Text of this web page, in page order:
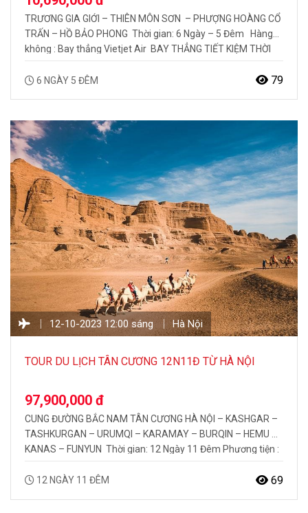
BẢO PHONG
TRƯƠNG GIA GIỚI – THIÊN MÔN SƠN – PHƯỢNG HOÀNG CỔ
TRẤN – HỒ BẢO PHONG Thời gian: 6 Ngày – 5 Đêm Hàng
không : Bay thẳng Vietjet Air BAY THẲNG TIẾT KIỆM THỜI
về phía Tây bắc tỉnh Hồ Nam, giữa khu vực nhô lên…
6 NGÀY 5 ĐÊM 79
12-10-2023 12:00 sáng Hà Nội
TOUR DU LỊCH TÂN CƯƠNG 12N11Đ TỪ HÀ NỘI
97,900,000 đ
CUNG ĐƯỜNG BẮC NAM TÂN CƯƠNG HÀ NỘI – KASHGAR –
TASHKURGAN – URUMQI – KARAMAY – BURQIN – HEMU –
KANAS – FUNYUN Thời gian: 12 Ngày 11 Đêm Phương tiện :
chiến lược quan trọng, dễ dàng đi đến Trung Á…
12 NGÀY 11 ĐÊM 69